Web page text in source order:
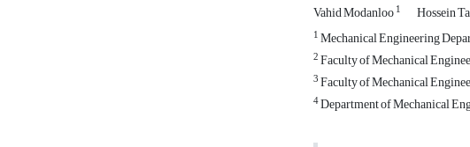
Vahid Modanloo1 Hossein
1Mechanical Engineering
2Faculty of Mechanical
3Faculty of Mechanical
4Department of Mechanical